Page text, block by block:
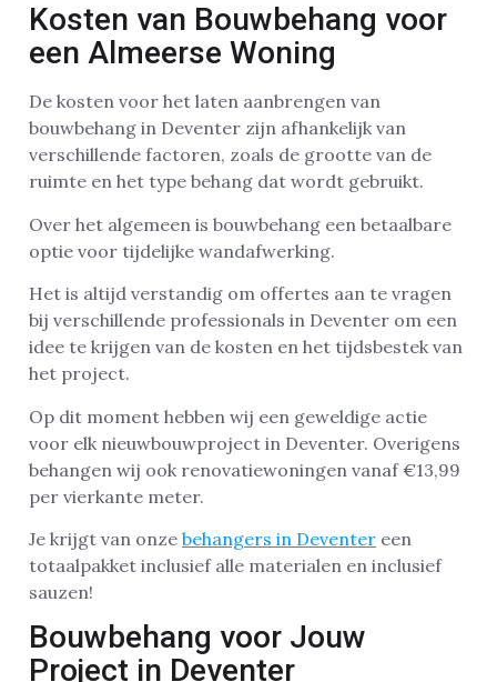
Kosten van Bouwbehang voor
een Almeerse Woning
De kosten voor het laten aanbrengen van
bouwbehang in Deventer zijn afhankelijk van
verschillende factoren, zoals de grootte van de
ruimte en het type behang dat wordt gebruikt.
Over het algemeen is bouwbehang een betaalbare
optie voor tijdelijke wandafwerking.
Het is altijd verstandig om offertes aan te vragen
bij verschillende professionals in Deventer om een
idee te krijgen van de kosten en het tijdsbestek van
het project.
Op dit moment hebben wij een geweldige actie
voor elk nieuwbouwproject in Deventer. Overigens
behangen wij ook renovatiewoningen vanaf €13,99
per vierkante meter.
Je krijgt van onze behangers in Deventer een
totaalpakket inclusief alle materialen en inclusief
sauzen!
Bouwbehang voor Jouw
Project in Deventer